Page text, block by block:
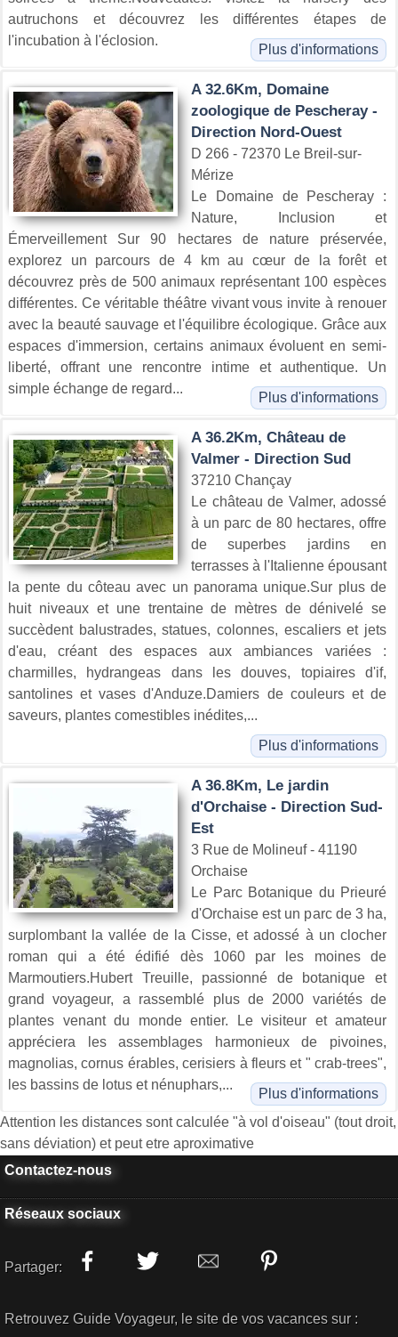
autruchons et découvrez les différentes étapes de
l'incubation à l'éclosion.
Plus d'informations
A 32.6Km, Domaine
zoologique de Pescheray -
Direction Nord-Ouest
D 266 - 72370 Le Breil-sur-
Mérize
Le Domaine de Pescheray :
Nature, Inclusion et
Émerveillement Sur 90 hectares de nature préservée,
explorez un parcours de 4 km au cœur de la forêt et
découvrez près de 500 animaux représentant 100 espèces
différentes. Ce véritable théâtre vivant vous invite à renouer
avec la beauté sauvage et l'équilibre écologique. Grâce aux
espaces d'immersion, certains animaux évoluent en semi-
liberté, offrant une rencontre intime et authentique. Un
simple échange de regard...
Plus d'informations
A 36.2Km, Château de
Valmer - Direction Sud
37210 Chançay
Le château de Valmer, adossé
à un parc de 80 hectares, offre
de superbes jardins en
terrasses à l'Italienne épousant
la pente du côteau avec un panorama unique.Sur plus de
huit niveaux et une trentaine de mètres de dénivelé se
succèdent balustrades, statues, colonnes, escaliers et jets
d'eau, créant des espaces aux ambiances variées :
charmilles, hydrangeas dans les douves, topiaires d'if,
santolines et vases d'Anduze.Damiers de couleurs et de
saveurs, plantes comestibles inédites,...
Plus d'informations
A 36.8Km, Le jardin
d'Orchaise - Direction Sud-
Est
3 Rue de Molineuf - 41190
Orchaise
Le Parc Botanique du Prieuré
d'Orchaise est un parc de 3 ha,
surplombant la vallée de la Cisse, et adossé à un clocher
roman qui a été édifié dès 1060 par les moines de
Marmoutiers.Hubert Treuille, passionné de botanique et
grand voyageur, a rassemblé plus de 2000 variétés de
plantes venant du monde entier. Le visiteur et amateur
appréciera les assemblages harmonieux de pivoines,
magnolias, cornus érables, cerisiers à fleurs et " crab-trees",
les bassins de lotus et nénuphars,...
Plus d'informations
Attention les distances sont calculée "à vol d'oiseau" (tout droit,
sans déviation) et peut etre aproximative
Contactez-nous
Réseaux sociaux
Partager:
Retrouvez Guide Voyageur, le site de vos vacances sur :